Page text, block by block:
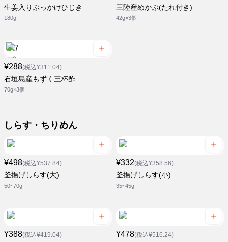
生姜入りぶっかけひじき
180g
三陸産めかぶ(たれ付き)
42g×3個
¥288(税込¥311.04)
石垣島産もずく三杯酢
70g×3個
しらす・ちりめん
¥498(税込¥537.84)
釜揚げしらす(大)
50~70g
¥332(税込¥358.56)
釜揚げしらす(小)
35~45g
¥388(税込¥419.04) ¥478(税込¥516.24)